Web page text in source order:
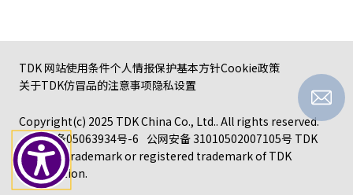
TDK 网站使用条件个人情报保护基本方针Cookie政策
关于TDK仿冒品的注意事项隐私设置
Copyright(c) 2025 TDK China Co., Ltd.. All rights reserved.
沪ICP备05063934号-6 公网安备 31010502007105号 TDK
logo is a trademark or registered trademark of TDK
Corporation.